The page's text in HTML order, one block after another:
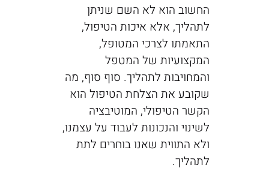
החשוב הוא לא השם שניתן
לתהליך, אלא איכות הטיפול,
התאמתו לצרכי המטופל,
המקצועיות של המטפל
והמחויבות לתהליך. סוף סוף, מה
שקובע את הצלחת הטיפול הוא
הקשר הטיפולי, המוטיבציה
לשינוי והנכונות לעבוד על עצמנו,
ולא התווית שאנו בוחרים לתת
לתהליך.